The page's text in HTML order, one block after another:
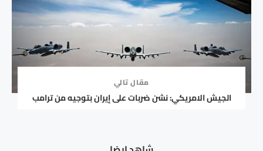
مقال تالي
الجيش الامريكي: نشن ضربات على إيران بتوجيه من ترامب